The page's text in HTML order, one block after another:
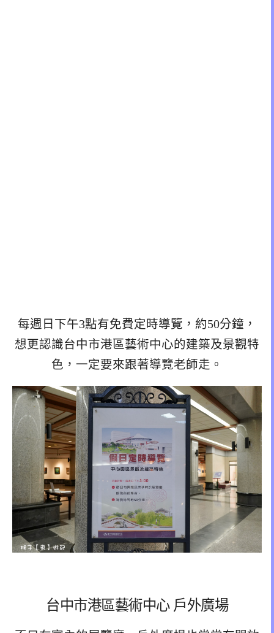
每週日下午3點有免費定時導覽，約50分鐘，
想更認識台中市港區藝術中心的建築及景觀特
色，一定要來跟著導覽老師走。
台中市港區藝術中心 戶外廣場